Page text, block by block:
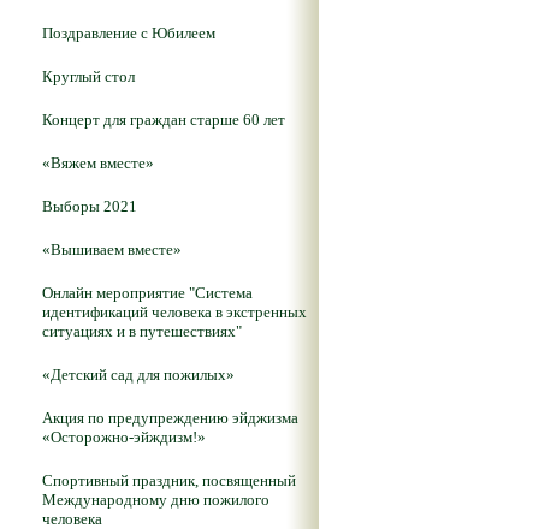
Поздравление с Юбилеем
Круглый стол
Концерт для граждан старше 60 лет
«Вяжем вместе»
Выборы 2021
«Вышиваем вместе»
Онлайн мероприятие "Система
идентификаций человека в экстренных
ситуациях и в путешествиях"
«Детский сад для пожилых»
Акция по предупреждению эйджизма
«Осторожно-эйждизм!»
Спортивный праздник, посвященный
Международному дню пожилого
человека